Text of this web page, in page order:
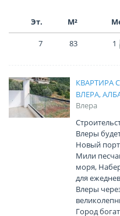
Эт. М²
7 83 1
КВАРТИРА
ВЛЕРА,
Влера
Влеры
Новый
Мили
моря,
для
Влеры
Город